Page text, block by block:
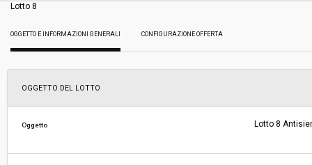
Tipo di contratto:
Data pubblicazione:
Svolgimento:
Responsabile attuale:
ESTAR - ENTE DI SUPPORTO TECNICO
Lotto 8
OGGETTO E INFORMAZIONI GENERALI CONFIGURAZIONE OFFERTA
OGGETTO DEL LOTTO
Oggetto Lotto 8